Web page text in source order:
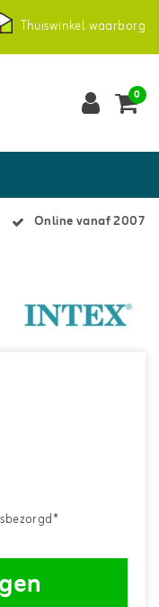
Thuiswinkel waarborg
0
Online vanaf 2007